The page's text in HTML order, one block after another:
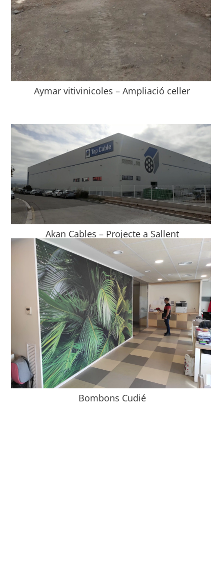
Aymar vitivinicoles – Ampliació celler
Akan Cables – Projecte a Sallent
Bombons Cudié